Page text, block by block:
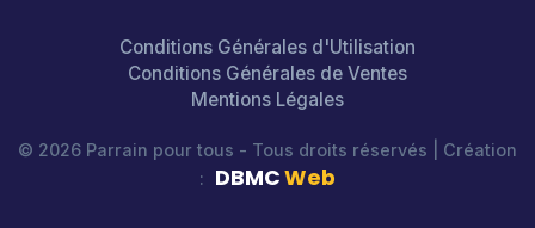
Conditions Générales d'Utilisation
Conditions Générales de Ventes
Mentions Légales
© 2026 Parrain pour tous - Tous droits réservés | Création
:
DBMCWeb